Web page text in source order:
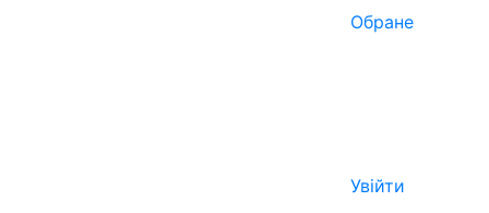
Обране
Увійти